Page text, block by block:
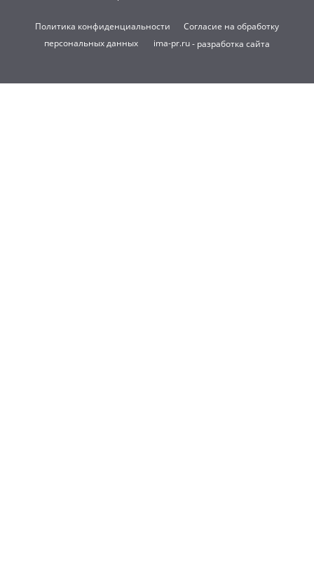
Политика конфиденциальности
Согласие на обработку
персональных данных
ima-pr.ru- разработка сайта